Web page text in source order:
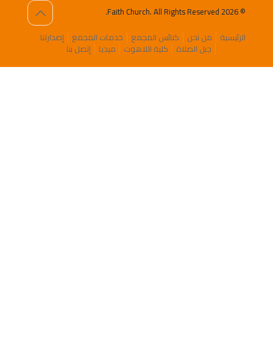
© 2026 Faith Church. All Rights Reserved.
الرئيسية
من نحن كنائس المجمع خدمات المجمع إصدارتنا
جبل الصلاة كلية اللاهوت ميديا إتصل بنا